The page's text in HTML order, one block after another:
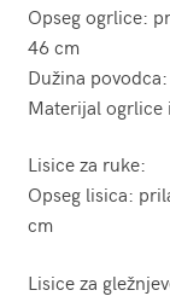
Opseg ogrlice:
46 cm
Dužina
Materijal ogrlice
Lisice za ruke:
Opseg lisica:
cm
Lisice za